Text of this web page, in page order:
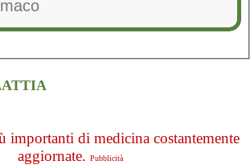
importanti di medicina costantemente
aggiornate. Pubblicità